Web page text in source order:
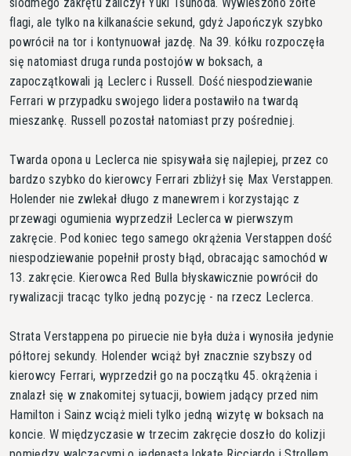
flagi, ale tylko na kilkanaście sekund, gdyż Japończyk szybko
powrócił na tor i kontynuował jazdę. Na 39. kółku rozpoczęła
się natomiast druga runda postojów w boksach, a
zapoczątkowali ją Leclerc i Russell. Dość niespodziewanie
Ferrari w przypadku swojego lidera postawiło na twardą
mieszankę. Russell pozostał natomiast przy pośredniej.
Twarda opona u Leclerca nie spisywała się najlepiej, przez co
bardzo szybko do kierowcy Ferrari zbliżył się Max Verstappen.
Holender nie zwlekał długo z manewrem i korzystając z
przewagi ogumienia wyprzedził Leclerca w pierwszym
zakręcie. Pod koniec tego samego okrążenia Verstappen dość
niespodziewanie popełnił prosty błąd, obracając samochód w
13. zakręcie. Kierowca Red Bulla błyskawicznie powrócił do
rywalizacji tracąc tylko jedną pozycję - na rzecz Leclerca.
Strata Verstappena po piruecie nie była duża i wynosiła jedynie
półtorej sekundy. Holender wciąż był znacznie szybszy od
kierowcy Ferrari, wyprzedził go na początku 45. okrążenia i
znalazł się w znakomitej sytuacji, bowiem jadący przed nim
Hamilton i Sainz wciąż mieli tylko jedną wizytę w boksach na
koncie. W międzyczasie w trzecim zakręcie doszło do kolizji